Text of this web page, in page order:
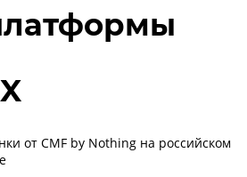
от CMF by Nothing на российском